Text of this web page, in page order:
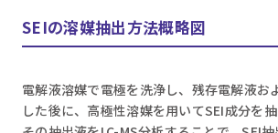
SEIの溶媒抽出方法概略図
電解液溶媒で電極を洗浄し、残存電解液お
した後に、高極性溶媒を用いてSEI成分を抽